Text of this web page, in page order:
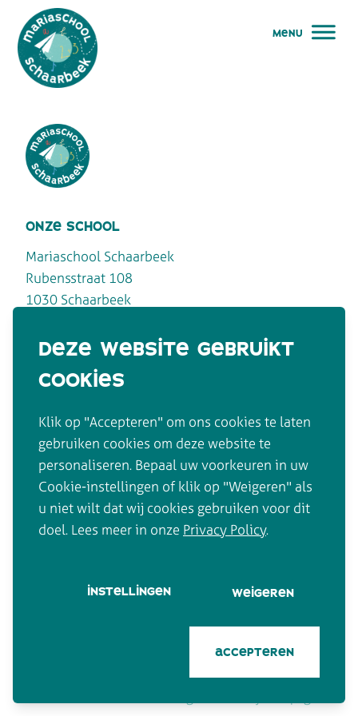
Maria School Schaarbeek
menu
welkom
verhaal
team
jobs
contact
maria school schaarbeek
menu
onze school
Mariaschool Schaarbeek
Rubensstraat 108
1030 Schaarbeek
contacteer ons
email
telefonisch
+32 2 216 10 61
sitemap
home
leuke links
agenda
privacybeleid
deze website gebruikt
cookies
Klik op "Accepteren" om ons cookies te laten
gebruiken cookies om deze website te
personaliseren. Bepaal uw voorkeuren in uw
Cookie-instellingen of klik op "Weigeren" als
u niet wilt dat wij cookies gebruiken voor dit
doel. Lees meer in onze Privacy Policy.
instellingen weigeren
accepteren